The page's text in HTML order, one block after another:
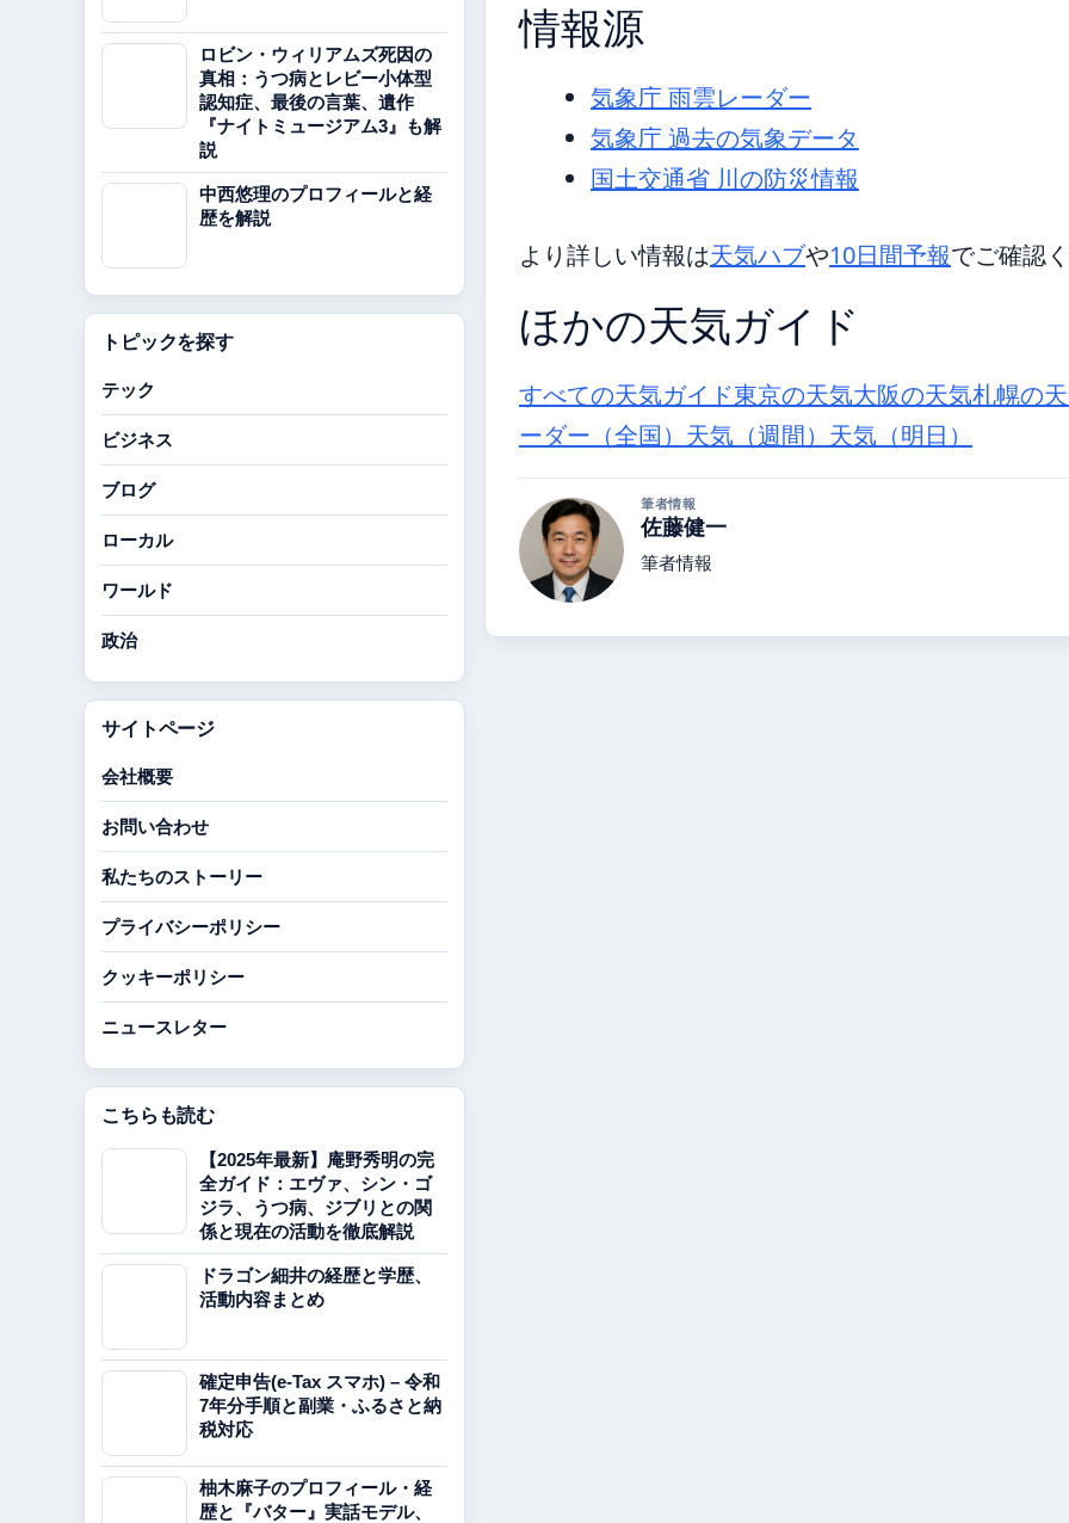
情報源
気象庁 雨雲レーダー
気象庁 過去の気象データ
国土交通省 川の防災情報
より詳しい情報は天気ハブや10日間予報でご確認
ほかの天気ガイド
すべての天気ガイド東京の天気大阪の天気札幌の
ーダー（全国） 天気（週間） 天気（明日）
筆者情報
佐藤健一
筆者情報
ロビン・ウィリアムズ死因の
真相：うつ病とレビー小体型
認知症、最後の言葉、遺作
『ナイトミュージアム3』も解
説
中西悠理のプロフィールと経
歴を解説
トピックを探す
テック
ビジネス
ブログ
ローカル
ワールド
政治
サイトページ
会社概要
お問い合わせ
私たちのストーリー
プライバシーポリシー
クッキーポリシー
ニュースレター
こちらも読む
【2025年最新】庵野秀明の完
全ガイド：エヴァ、シン・ゴ
ジラ、うつ病、ジブリとの関
係と現在の活動を徹底解説
ドラゴン細井の経歴と学歴、
活動内容まとめ
確定申告(e-Tax スマホ) – 令和
7年分手順と副業・ふるさと納
税対応
柚木麻子のプロフィール・経
歴と『バター』実話モデル、